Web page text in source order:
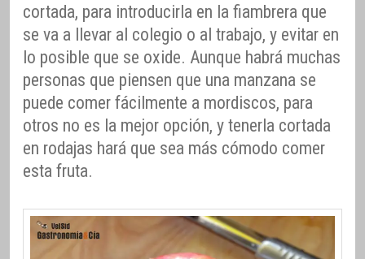
cortada, para introducirla en la fiambrera que
se va a llevar al colegio o al trabajo, y evitar en
lo posible que se oxide. Aunque habrá muchas
personas que piensen que una manzana se
puede comer fácilmente a mordiscos, para
otros no es la mejor opción, y tenerla cortada
en rodajas hará que sea más cómodo comer
esta fruta.